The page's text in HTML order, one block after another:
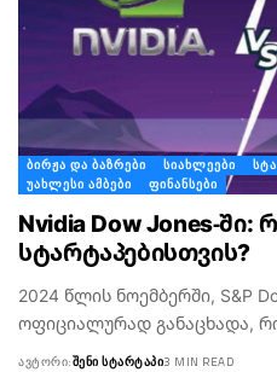
ᲑᲘᲠᲟᲐ ᲓᲐ ᲑᲐᲖᲠᲔᲑᲘ ᲡᲘᲐᲮᲚᲔᲔᲑᲘ
ᲣᲐᲮᲚᲔᲡᲘ ᲐᲛᲑᲔᲑᲘ
ᲤᲘᲜᲐᲜᲡᲔᲑᲘ
Nvidia Dow Jones-ში:
სტარტაპებისთვის?
2024 წლის ნოემბერში, S&P
ოფიციალურად განაცხადა,
ᲐᲕᲢᲝᲠᲘ:ᲨᲔᲜᲘ ᲡᲢᲐᲠᲢᲐᲞᲘ3 MIN READ